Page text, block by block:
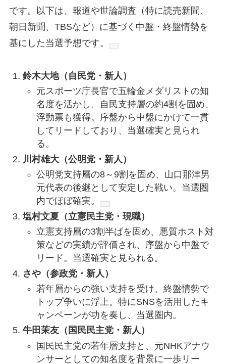
です。以下は、報道や世論調査（特に読売新聞、
朝日新聞、TBSなど）に基づく中盤・終盤情勢を
基にした当選予想です。
鈴木大地（自民党・新人）
元スポーツ庁長官で五輪金メダリストの知
名度を活かし、自民支持層の約4割を固め、
浮動票も獲得。序盤から中盤にかけて一貫
してリードしており、当選確実と見られ
る。
川村雄大（公明党・新人）
公明党支持層の8～9割を固め、山口那津男
元代表の後継として安定した戦い。当選圏
内でほぼ確実。
塩村文夏（立憲民主党・現職）
立憲支持層の3割半ばを固め、悪質ホスト対
策などの実績が評価され、序盤から中盤で
リード。当選確実と見られる。
さや（参政党・新人）
若年層からの強い支持を受け、終盤情勢で
トップ争いに浮上。特にSNSを活用したキ
ャンペーンが功を奏し、当選圏内。
牛田茉友（国民民主党・新人）
国民民主党の若年層支持と、元NHKアナウ
ンサーとしての知名度を背景に一歩リー